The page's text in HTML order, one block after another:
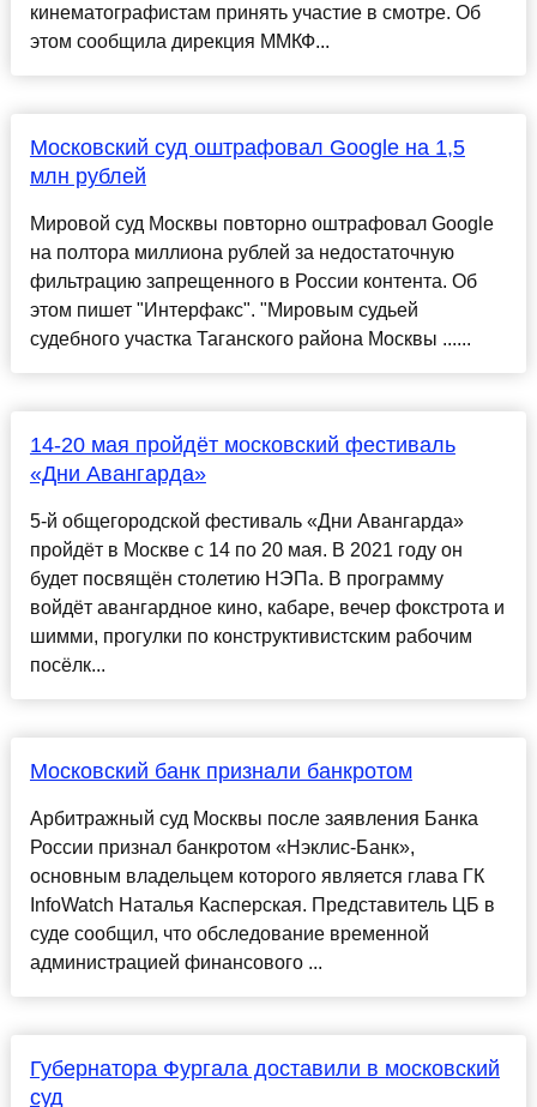
кинематографистам принять участие в смотре. Об
этом сообщила дирекция ММКФ...
Московский суд оштрафовал Google на 1,5
млн рублей
Мировой суд Москвы повторно оштрафовал Google
на полтора миллиона рублей за недостаточную
фильтрацию запрещенного в России контента. Об
этом пишет "Интерфакс". "Мировым судьей
судебного участка Таганского района Москвы ......
14-20 мая пройдёт московский фестиваль
«Дни Авангарда»
5-й общегородской фестиваль «Дни Авангарда»
пройдёт в Москве с 14 по 20 мая. В 2021 году он
будет посвящён столетию НЭПа. В программу
войдёт авангардное кино, кабаре, вечер фокстрота и
шимми, прогулки по конструктивистским рабочим
посёлк...
Московский банк признали банкротом
Арбитражный суд Москвы после заявления Банка
России признал банкротом «Нэклис-Банк»,
основным владельцем которого является глава ГК
InfoWatch Наталья Касперская. Представитель ЦБ в
суде сообщил, что обследование временной
администрацией финансового ...
Губернатора Фургала доставили в московский
суд